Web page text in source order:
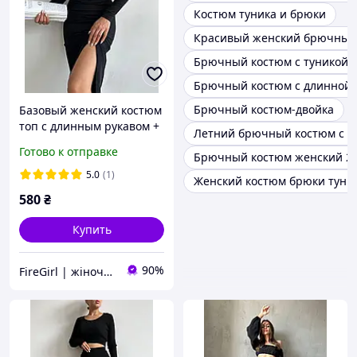
Базовый женский костюм
топ с длинным рукавом +
(черный, бежевый,
синий, серый, зеленый)
Готово к отправке
5.0 (1)
580₴
Купить
FireGirl | жіночий одяг 90%
Костюм туника и брюки
Красивый женский
Брючный костюм с туникой
Брючный костюм с длинной
Брючный костюм-двойка
Летний брючный костюм с
Брючный костюм женский
Женский костюм брюки